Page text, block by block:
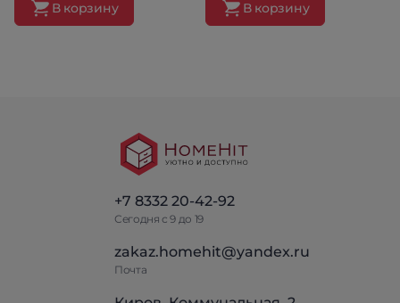
В корзину В корзину
+7 8332 20-42-92
Сегодня с 9 до 19
zakaz.homehit@yandex.ru
Почта